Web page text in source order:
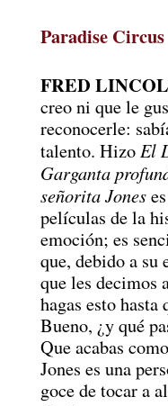
Paradise Circus
FRED
creo ni que le
reconocerle:
talento. Hizo El
Garganta
señorita Jones
películas de la
emoción; es
que, debido a su
que les decimos
hagas esto hasta
Bueno, ¿y qué
Que acabas
Jones es una
goce de tocar a